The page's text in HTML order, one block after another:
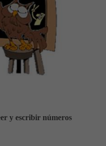
y escribir números